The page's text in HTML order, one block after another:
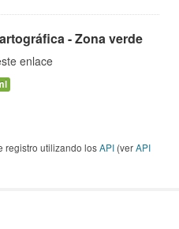
- Zona verde
enlace
registro utilizando losAPI (verAPI